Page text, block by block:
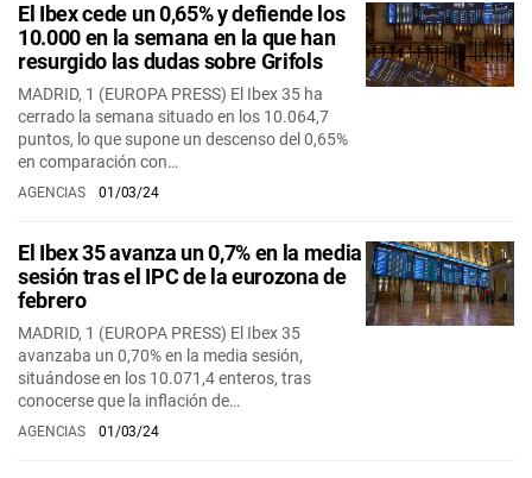
El Ibex cede un 0,65% y defiende los
10.000 en la semana en la que han
resurgido las dudas sobre Grifols
MADRID, 1 (EUROPA PRESS) El Ibex 35 ha
cerrado la semana situado en los 10.064,7
puntos, lo que supone un descenso del 0,65%
en comparación con…
AGENCIAS 01/03/24
El Ibex 35 avanza un 0,7% en la media
sesión tras el IPC de la eurozona de
febrero
MADRID, 1 (EUROPA PRESS) El Ibex 35
avanzaba un 0,70% en la media sesión,
situándose en los 10.071,4 enteros, tras
conocerse que la inflación de…
AGENCIAS 01/03/24